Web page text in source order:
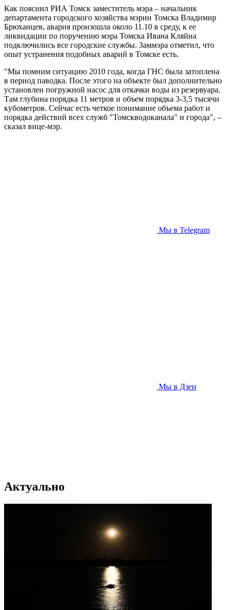
Как пояснил РИА Томск заместитель мэра – начальник
департамента городского хозяйства мэрии Томска Владимир
Брюханцев, авария произошла около 11.10 в среду, к ее
ликвидации по поручению мэра Томска Ивана Кляйна
подключились все городские службы. Заммэра отметил, что
опыт устранения подобных аварий в Томске есть.
"Мы помним ситуацию 2010 года, когда ГНС была затоплена
в период паводка. После этого на объекте был дополнительно
установлен погружной насос для откачки воды из резервуара.
Там глубина порядка 11 метров и объем порядка 3-3,5 тысячи
кубометров. Сейчас есть четкое понимание объема работ и
порядка действий всех служб "Томскводоканала" и города", –
сказал вице-мэр.
Мы в Telegram
Мы в Дзен
Актуально